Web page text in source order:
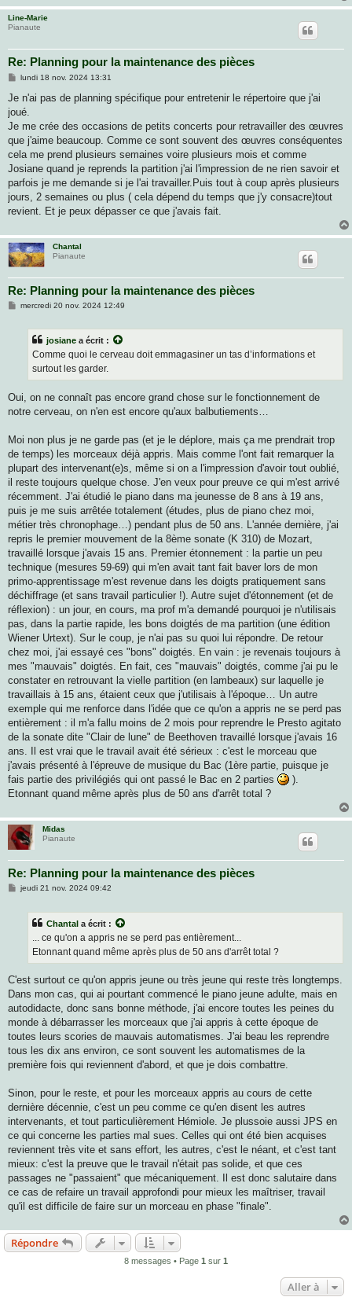
Line-Marie
Pianaute
Re: Planning pour la maintenance des pièces
M
s
a
g
lundi 18 nov. 2024 13:31
Je n'ai pas de planning spécifique pour entretenir le répertoire que j'ai
joué.
Je me crée des occasions de petits concerts pour retravailler des œuvres
que j'aime beaucoup. Comme ce sont souvent des œuvres conséquentes
cela me prend plusieurs semaines voire plusieurs mois et comme
Josiane quand je reprends la partition j'ai l'impression de ne rien savoir et
parfois je me demande si je l'ai travailler.Puis tout à coup après plusieurs
jours, 2 semaines ou plus ( cela dépend du temps que j'y consacre)tout
revient. Et je peux dépasser ce que j'avais fait.
Chantal
Pianaute
Re: Planning pour la maintenance des pièces
Mmercredi 20 nov. 2024 12:49
josiane a écrit :
Comme quoi le cerveau doit emmagasiner un tas d’informations et
surtout les garder.
Oui, on ne connaît pas encore grand chose sur le fonctionnement de
notre cerveau, on n'en est encore qu'aux balbutiements…
Moi non plus je ne garde pas (et je le déplore, mais ça me prendrait trop
de temps) les morceaux déjà appris. Mais comme l'ont fait remarquer la
plupart des intervenant(e)s, même si on a l'impression d'avoir tout oublié,
il reste toujours quelque chose. J'en veux pour preuve ce qui m'est arrivé
récemment. J'ai étudié le piano dans ma jeunesse de 8 ans à 19 ans,
puis je me suis arrêtée totalement (études, plus de piano chez moi,
métier très chronophage…) pendant plus de 50 ans. L'année dernière, j'ai
repris le premier mouvement de la 8ème sonate (K 310) de Mozart,
travaillé lorsque j'avais 15 ans. Premier étonnement : la partie un peu
technique (mesures 59-69) qui m'en avait tant fait baver lors de mon
primo-apprentissage m'est revenue dans les doigts pratiquement sans
déchiffrage (et sans travail particulier !). Autre sujet d'étonnement (et de
réflexion) : un jour, en cours, ma prof m'a demandé pourquoi je n'utilisais
pas, dans la partie rapide, les bons doigtés de ma partition (une édition
Wiener Urtext). Sur le coup, je n'ai pas su quoi lui répondre. De retour
chez moi, j'ai essayé ces "bons" doigtés. En vain : je revenais toujours à
mes "mauvais" doigtés. En fait, ces "mauvais" doigtés, comme j'ai pu le
constater en retrouvant la vielle partition (en lambeaux) sur laquelle je
travaillais à 15 ans, étaient ceux que j'utilisais à l'époque… Un autre
exemple qui me renforce dans l'idée que ce qu'on a appris ne se perd pas
entièrement : il m'a fallu moins de 2 mois pour reprendre le Presto agitato
de la sonate dite "Clair de lune" de Beethoven travaillé lorsque j'avais 16
ans. Il est vrai que le travail avait été sérieux : c'est le morceau que
j'avais présenté à l'épreuve de musique du Bac (1ère partie, puisque je
fais partie des privilégiés qui ont passé le Bac en 2 parties
).
Etonnant quand même après plus de 50 ans d'arrêt total ?
Midas
Pianaute
Re: Planning pour la maintenance des pièces
Mjeudi 21 nov. 2024 09:42
Chantal a écrit :
... ce qu'on a appris ne se perd pas entièrement...
Etonnant quand même après plus de 50 ans d'arrêt total ?
C'est surtout ce qu'on appris jeune ou très jeune qui reste très longtemps.
Dans mon cas, qui ai pourtant commencé le piano jeune adulte, mais en
autodidacte, donc sans bonne méthode, j'ai encore toutes les peines du
monde à débarrasser les morceaux que j'ai appris à cette époque de
toutes leurs scories de mauvais automatismes. J'ai beau les reprendre
tous les dix ans environ, ce sont souvent les automatismes de la
première fois qui reviennent d'abord, et que je dois combattre.
Sinon, pour le reste, et pour les morceaux appris au cours de cette
dernière décennie, c'est un peu comme ce qu'en disent les autres
intervenants, et tout particulièrement Hémiole. Je plussoie aussi JPS en
ce qui concerne les parties mal sues. Celles qui ont été bien acquises
reviennent très vite et sans effort, les autres, c'est le néant, et c'est tant
mieux: c'est la preuve que le travail n'était pas solide, et que ces
passages ne "passaient" que mécaniquement. Il est donc salutaire dans
ce cas de refaire un travail approfondi pour mieux les maîtriser, travail
qu'il est difficile de faire sur un morceau en phase "finale".
Répondre
8 messages • Page 1 sur 1
Aller à